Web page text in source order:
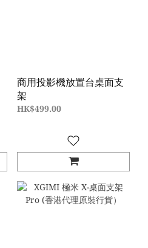
商用投影機放置台桌面支
架
HK$499.00